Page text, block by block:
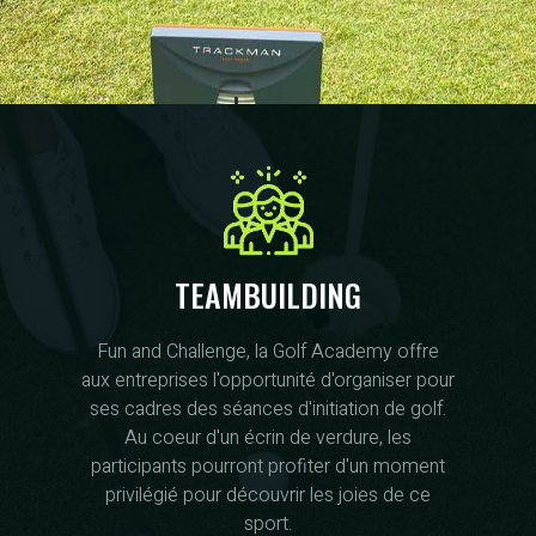
TEAMBUILDING
Fun and Challenge, la Golf Academy offre
aux entreprises l'opportunité d'organiser pour
ses cadres des séances d'initiation de golf.
Au coeur d'un écrin de verdure, les
participants pourront profiter d'un moment
privilégié pour découvrir les joies de ce
sport.